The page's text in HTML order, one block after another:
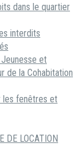
dans le quartier
interdits
et
de la Cohabitation
les fenêtres et
DE LOCATION